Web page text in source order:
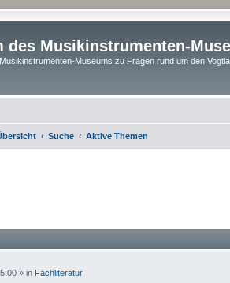
des Musikinstrumenten-
Museums zu Fragen rund um den
Suche Aktive Themen
» in Fachliteratur